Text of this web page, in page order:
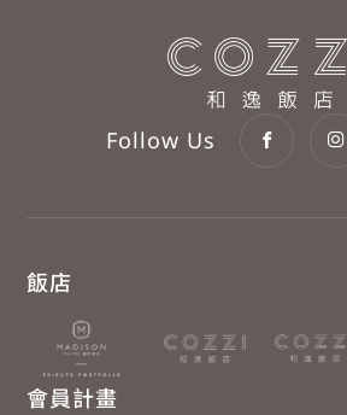
Follow Us
飯店
會員計畫